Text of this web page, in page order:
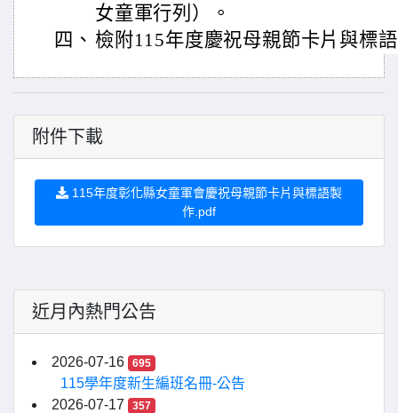
女童軍行列）。
四、 檢附115年度慶祝母親節卡片與標
附件下載
115年度彰化縣女童軍會慶祝母親節卡片與標語製
作.pdf
近月內熱門公告
2026-07-16 695
115學年度新生編班名冊-公告
2026-07-17
357